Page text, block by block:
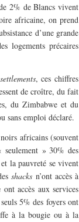
2% de Blancs vivent
africaine, on prend
d’une grande
logements précaires
, ces chiffres
de croître, du fait
du Zimbabwe et du
sans emploi déclaré.
africains (souvent
seulement » 30% des
la pauvreté se vivent
shacks n’ont accès à
ont accès aux services
5% des foyers ont
à la bougie ou à la